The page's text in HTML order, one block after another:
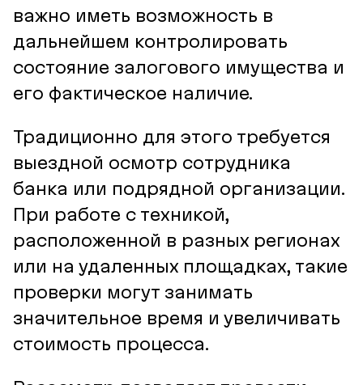
важно иметь возможность в
дальнейшем контролировать
состояние залогового имущества и
его фактическое наличие.
Традиционно для этого требуется
выездной осмотр сотрудника
банка или подрядной организации.
При работе с техникой,
расположенной в разных регионах
или на удаленных площадках, такие
проверки могут занимать
значительное время и увеличивать
стоимость процесса.